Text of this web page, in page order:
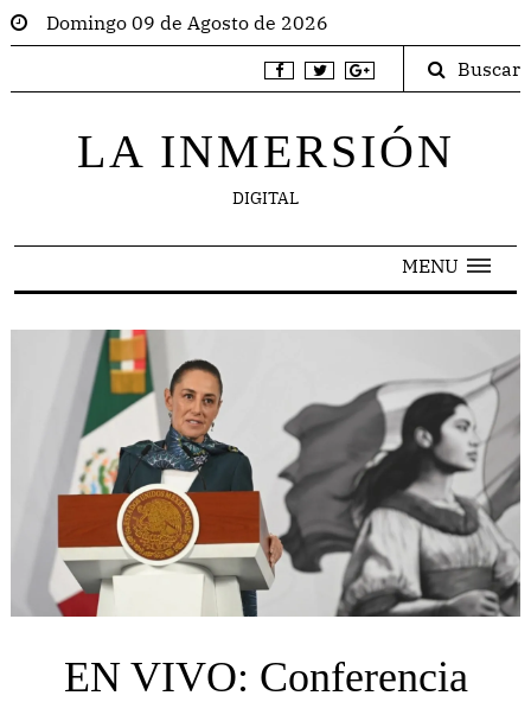
Domingo 09 de Agosto de 2026
Buscar
LA INMERSIÓN
DIGITAL
MENU
EN VIVO: Conferencia